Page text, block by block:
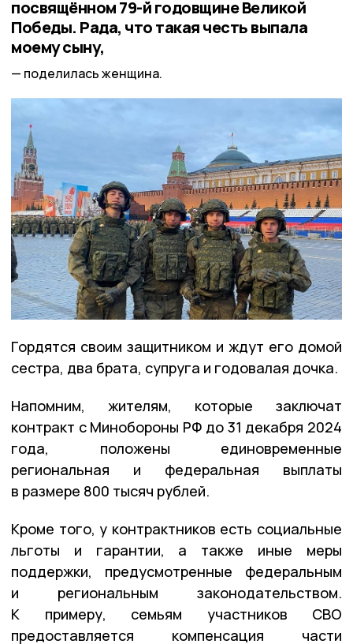
посвящённом 79-й годовщине Великой
Победы. Рада, что такая честь выпала
моему сыну,
поделилась женщина.
Гордятся своим защитником и ждут его домой
сестра, два брата, супруга и годовалая дочка.
Напомним, жителям, которые заключат
контракт с Минобороны РФ до 31 декабря 2024
года, положены единовременные
региональная и федеральная выплаты
в размере 800 тысяч рублей.
Кроме того, у контрактников есть социальные
льготы и гарантии, а также иные меры
поддержки, предусмотренные федеральным
и региональным законодательством.
К примеру, семьям участников СВО
предоставляется компенсация части